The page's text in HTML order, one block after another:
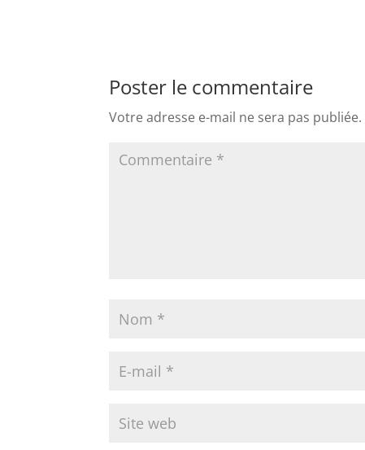
Poster le commentaire
Votre adresse e-mail ne sera pas publiée.